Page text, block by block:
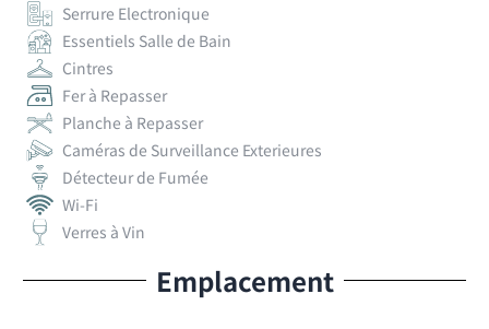
Serrure Electronique
Essentiels Salle de Bain
Cintres
Fer à Repasser
Planche à Repasser
Caméras de Surveillance Exterieures
Détecteur de Fumée
Wi-Fi
Verres à Vin
Emplacement